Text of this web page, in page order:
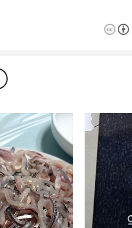
카카오스토리 밴드